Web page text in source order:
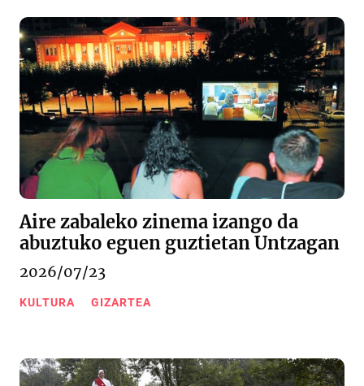
Aire zabaleko zinema izango da
abuztuko eguen guztietan Untzagan
2026/07/23
KULTURA GIZARTEA